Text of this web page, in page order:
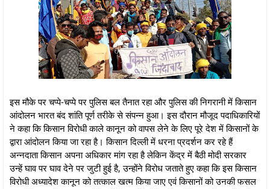
इस मौके पर चप्पे-चप्पे पर पुलिस बल तैनात रहा और पुलिस की निगरानी में किसान
आंदोलन भारत बंद शांति पूर्ण तरीके से संपन्न हुआ। इस दौरान मौजूद पदाधिकारियों
ने कहा कि किसान विरोधी काले कानून को वापस लेने के लिए पूरे देश में किसानों के
द्वारा आंदोलन किया जा रहा है। किसान दिल्ली में धरना प्रदर्शन कर रहे हैं
अन्नदाता किसान अपना अधिकार मांग रहा है लेकिन केंद्र में बैठी मोदी सरकार
उन्हें घाव पर घाव देने पर जुटी हुई है, उन्होंने विरोध जताते हुए कहा कि इस किसान
विरोधी अध्यादेश कानून को तत्काल खत्म किया जाए एवं किसानों को उनकी फसल